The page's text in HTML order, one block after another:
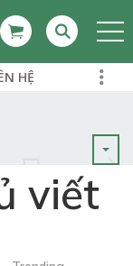
HỆ
viết